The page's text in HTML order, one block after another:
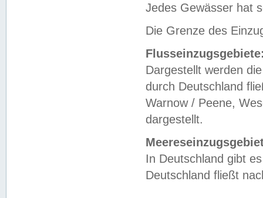
Jedes Gewässer hat
Die Grenze des
Dargestellt werden
durch Deutschland
Warnow / Peene,
dargestellt.
In Deutschland gibt
Deutschland fließt